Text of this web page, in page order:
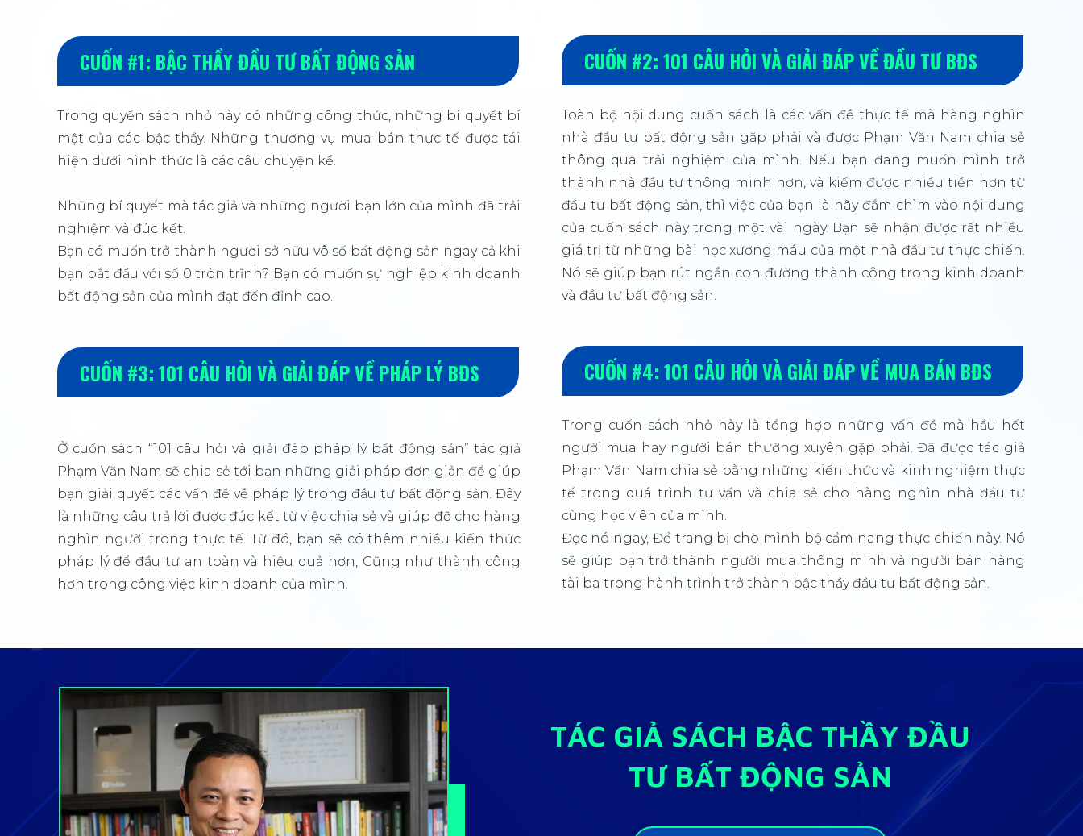
CUỐN #1: BẬC THẦY ĐẦU TƯ BẤT ĐỘNG SẢN
Trong quyển sách nhỏ này có những công thức, những bí quyết bí
mật của các bậc thầy. Những thương vụ mua bán thực tế được tái
hiện dưới hình thức là các câu chuyện kể.
Những bí quyết mà tác giả và những người bạn lớn của mình đã trải
nghiệm và đúc kết.
Bạn có muốn trở thành người sở hữu vô số bất động sản ngay cả khi
bạn bắt đầu với số 0 tròn trĩnh? Bạn có muốn sự nghiệp kinh doanh
bất động sản của mình đạt đến đỉnh cao.
CUỐN #2: 101 CÂU HỎI VÀ GIẢI ĐÁP VỀ ĐẦU TƯ BĐS
Toàn bộ nội dung cuốn sách là các vấn đề thực tế mà hàng nghìn
nhà đầu tư bất động sản gặp phải và được Phạm Văn Nam chia sẻ
thông qua trải nghiệm của mình. Nếu bạn đang muốn mình trở
thành nhà đầu tư thông minh hơn, và kiếm được nhiều tiền hơn từ
đầu tư bất động sản, thì việc của bạn là hãy đắm chìm vào nội dung
của cuốn sách này trong một vài ngày. Bạn sẽ nhận được rất nhiều
giá trị từ những bài học xương máu của một nhà đầu tư thực chiến.
Nó sẽ giúp bạn rút ngắn con đường thành công trong kinh doanh
và đầu tư bất động sản.
CUỐN #3: 101 CÂU HỎI VÀ GIẢI ĐÁP VỀ PHÁP LÝ BĐS
Ở cuốn sách “101 câu hỏi và giải đáp pháp lý bất động sản” tác giả
Phạm Văn Nam sẽ chia sẻ tới bạn những giải pháp đơn giản để giúp
bạn giải quyết các vấn đề về pháp lý trong đầu tư bất động sản. Đây
là những câu trả lời được đúc kết từ việc chia sẻ và giúp đỡ cho hàng
nghìn người trong thực tế. Từ đó, bạn sẽ có thêm nhiều kiến thức
pháp lý để đầu tư an toàn và hiệu quả hơn, Cũng như thành công
hơn trong công việc kinh doanh của mình.
CUỐN #4: 101 CÂU HỎI VÀ GIẢI ĐÁP VỀ MUA BÁN BĐS
Trong cuốn sách nhỏ này là tổng hợp những vấn đề mà hầu hết
người mua hay người bán thường xuyên gặp phải. Đã được tác giả
Phạm Văn Nam chia sẻ bằng những kiến thức và kinh nghiệm thực
tế trong quá trình tư vấn và chia sẻ cho hàng nghìn nhà đầu tư
cùng học viên của mình.
Đọc nó ngay, Để trang bị cho mình bộ cẩm nang thực chiến này. Nó
sẽ giúp bạn trở thành người mua thông minh và người bán hàng
tài ba trong hành trình trở thành bậc thầy đầu tư bất động sản.
TÁC GIẢ SÁCH BẬC THẦY ĐẦU
TƯ BẤT ĐỘNG SẢN